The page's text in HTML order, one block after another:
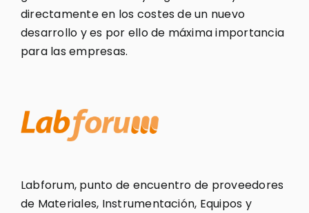
directamente en los costes de un nuevo
desarrollo y es por ello de máxima importancia
para las empresas.
Labforum, punto de encuentro de proveedores
de Materiales, Instrumentación, Equipos y